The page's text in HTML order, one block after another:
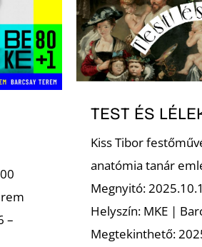
–
TEST ÉS
Kiss Tibor
anatómia tanár
Megnyitó:
Helyszín: MKE |
Megtekinthető: